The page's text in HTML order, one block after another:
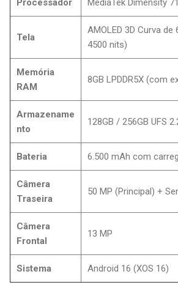
Processador MediaTek Dimensity
Tela
AMOLED 3D Curva de
4500 nits)
Memória
RAM
8GB LPDDR5X (com
Armazename
nto
128GB / 256GB UFS
Bateria 6.500 mAh com
Câmera
Traseira
50 MP (Principal) +
Câmera
Frontal
13 MP
Sistema Android 16 (XOS 16)